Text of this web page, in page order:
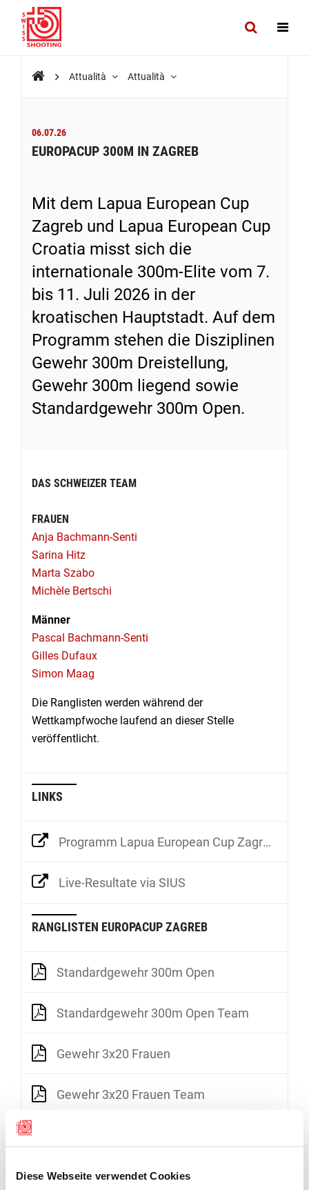
Diese Webseite verwendet Cookies
Attualità Attualità
06.07.26
EUROPACUP 300M IN ZAGREB
Mit dem Lapua European Cup
Zagreb und Lapua European Cup
Croatia misst sich die
internationale 300m-Elite vom 7.
bis 11. Juli 2026 in der
kroatischen Hauptstadt. Auf dem
Programm stehen die Disziplinen
Gewehr 300m Dreistellung,
Gewehr 300m liegend sowie
Standardgewehr 300m Open.
DAS SCHWEIZER TEAM
FRAUEN
Anja Bachmann-Senti
Sarina Hitz
Marta Szabo
Michèle Bertschi
Männer
Pascal Bachmann-Senti
Gilles Dufaux
Simon Maag
Die Ranglisten werden während der
Wettkampfwoche laufend an dieser Stelle
veröffentlicht.
LINKS
Programm Lapua European Cup Zagreb & Croatia 2026
Live-Resultate via SIUS
RANGLISTEN EUROPACUP ZAGREB
Standardgewehr 300m Open
Standardgewehr 300m Open Team
Gewehr 3x20 Frauen
Gewehr 3x20 Frauen Team
Gewehr 3x20 Männer Team